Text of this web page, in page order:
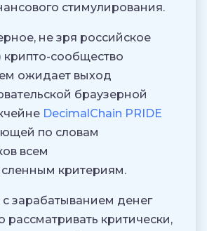
стимулирования.
не зря российское
крипто-сообщество
ожидает выход
браузерной
DecimalChain PRIDE
по словам
всем
критериям.
с зарабатыванием денег
критически,